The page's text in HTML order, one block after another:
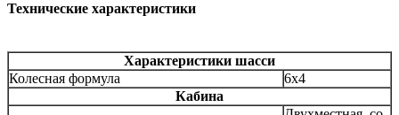
Технические характеристики
Характеристики шасси
Колесная формула
6x4
Кабина